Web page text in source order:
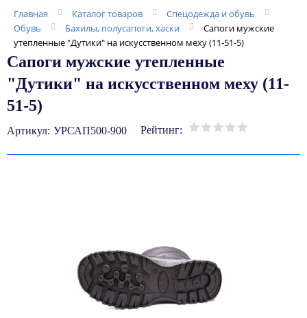
Главная Каталог товаров
Спецодежда и обувь
Обувь
Бахилы, полусапоги, хаски
Сапоги мужские
утепленные "Дутики" на искусственном меху (11-51-5)
Сапоги мужские утепленные
"Дутики" на искусственном меху (11-
51-5)
Артикул: УРСАП500-900 Рейтинг: